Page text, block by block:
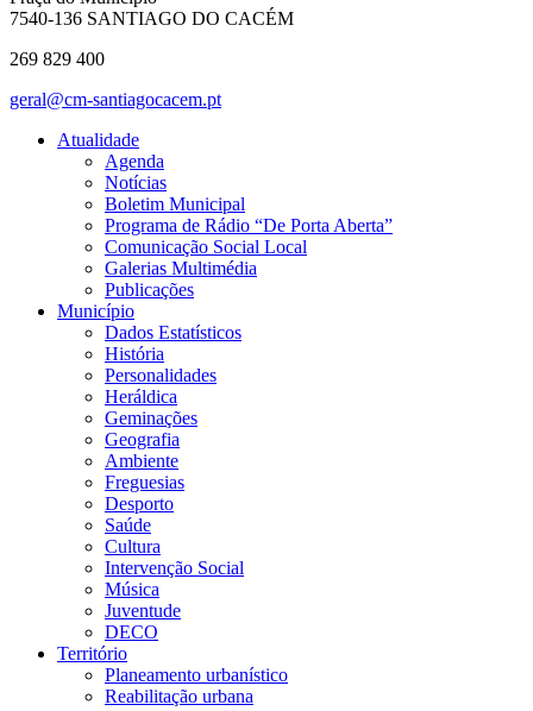
7540-136 SANTIAGO DO CACÉM
269 829 400
geral@cm-santiagocacem.pt
Atualidade
Agenda
Notícias
Boletim Municipal
Programa de Rádio “De Porta Aberta”
Comunicação Social Local
Galerias Multimédia
Publicações
Município
Dados Estatísticos
História
Personalidades
Heráldica
Geminações
Geografia
Ambiente
Freguesias
Desporto
Saúde
Cultura
Intervenção Social
Música
Juventude
DECO
Território
Planeamento urbanístico
Reabilitação urbana